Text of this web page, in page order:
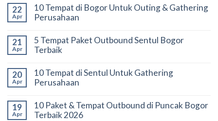
22
Apr
10 Tempat di Bogor Untuk Outing & Gathering
Perusahaan
21
Apr
5 Tempat Paket Outbound Sentul Bogor
Terbaik
20
Apr
10 Tempat di Sentul Untuk Gathering
Perusahaan
19
Apr
10 Paket & Tempat Outbound di Puncak Bogor
Terbaik 2026